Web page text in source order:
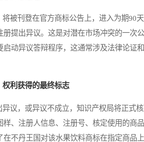
刊登在官方商标公告上，进入为期90
册提出异议。这是对潜在市场冲突的一次
启动异议答辩程序，这通常涉及法律论证
利获得的最终标志
，或异议不成立，知识产权局将正式
、注册人信息、注册号、核定使用的商
不丹王国对该水果饮料商标在指定商品上